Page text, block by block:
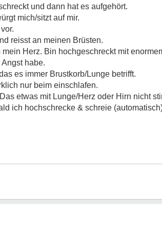
und dann hat es aufgehört.
mich/sitzt auf mir.
reisst an meinen Brüsten.
Herz. Bin hochgeschreckt mit
habe.
es immer Brustkorb/Lunge betrifft.
nur beim einschlafen.
etwas mit Lunge/Herz oder Hirn nicht
ich hochschrecke & schreie